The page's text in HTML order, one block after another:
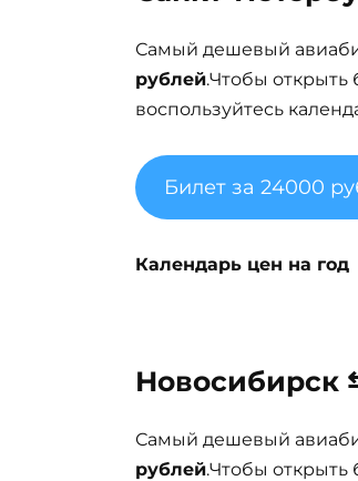
Самый дешевый
рублей.Чтобы открыть
воспользуйтесь
Билет за 24000
Календарь цен на год
Новосибирск
Самый дешевый
рублей.Чтобы открыть